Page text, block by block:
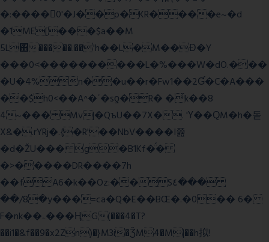
�:����0'�J��p�KR����e~�d
�1ME[���$a��M
5L΋�����.��'h��L�M��Ɖ�Y
���0˂����������L�%���W�dO.���
�U�4%n��u��r�Fw1��2Ɠ�C�A���
��$h0<��A^�ʿ�sƍ�R� �͗k��8
4~��� Mv|�QъU��7X�. 'Ү��ԚM�h�돝
X&�.rYRj�.{�R'��NbV����I쯆
�d�ŽU��� g�B1Kf�̈́�
�>�����DR����7h
��fA6�k��Oz:��S٤���
��/8�y���=ca�Q�E��BŒ�.�0�� 6�
F�nk��ۦ���ҢG(���4�T?
��i1�&f��9�x2Zn)�}M3i�ǮM4�M|��h拟!